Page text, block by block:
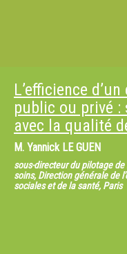
L’efficience
public ou privé :
avec la qualité
M. Yannick LE GUEN
sous-directeur du pilotage
soins, Direction générale de
sociales et de la santé, Paris